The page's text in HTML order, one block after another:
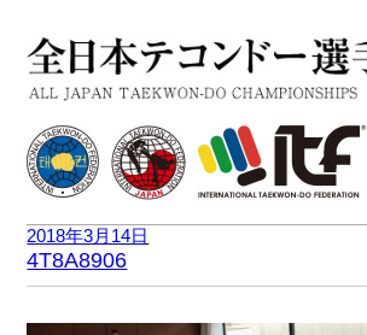
2018年3月14日
4T8A8906